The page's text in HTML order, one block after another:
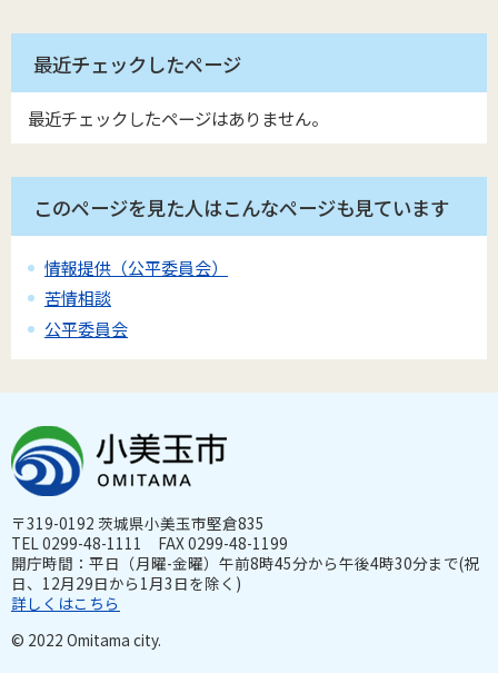
最近チェックしたページ
最近チェックしたページはありません。
このページを見た人はこんなページも見ています
情報提供（公平委員会）
苦情相談
公平委員会
〒319-0192 茨城県小美玉市堅倉835
TEL 0299-48-1111 FAX 0299-48-1199
開庁時間：平日（月曜-金曜）午前8時45分から午後4時30分まで(祝
日、12月29日から1月3日を除く)
詳しくはこちら
© 2022 Omitama city.